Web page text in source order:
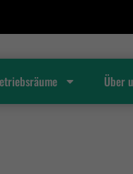
Über